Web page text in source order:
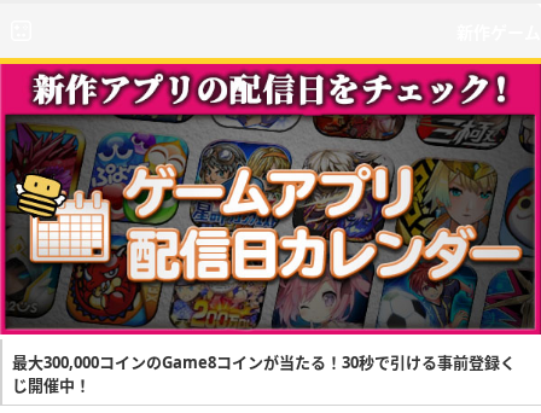
最大300,000コインのGame8コインが当たる！30秒で引ける事前登録く
じ開催中！